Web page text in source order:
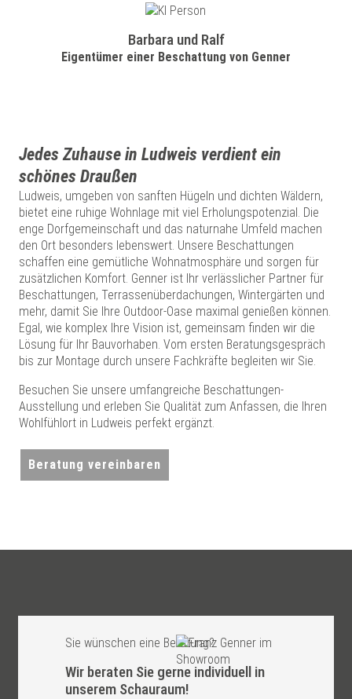
Barbara und Ralf
Eigentümer einer Beschattung von Genner
Jedes Zuhause in Ludweis verdient ein
schönes Draußen
Ludweis, umgeben von sanften Hügeln und dichten Wäldern,
bietet eine ruhige Wohnlage mit viel Erholungspotenzial. Die
enge Dorfgemeinschaft und das naturnahe Umfeld machen
den Ort besonders lebenswert. Unsere Beschattungen
schaffen eine gemütliche Wohnatmosphäre und sorgen für
zusätzlichen Komfort. Genner ist Ihr verlässlicher Partner für
Beschattungen, Terrassenüberdachungen, Wintergärten und
mehr, damit Sie Ihre Outdoor-Oase maximal genießen können.
Egal, wie komplex Ihre Vision ist, gemeinsam finden wir die
Lösung für Ihr Bauvorhaben. Vom ersten Beratungsgespräch
bis zur Montage durch unsere Fachkräfte begleiten wir Sie.
Besuchen Sie unsere umfangreiche Beschattungen-
Ausstellung und erleben Sie Qualität zum Anfassen, die Ihren
Wohlfühlort in Ludweis perfekt ergänzt.
Beratung vereinbaren
Sie wünschen eine Beratung?
Wir beraten Sie gerne individuell in
unserem Schauraum!